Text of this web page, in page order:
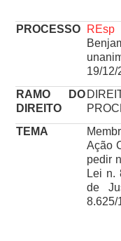
PROCESSO REsp
19/12/
RAMO DO
DIREITO
TEMA
Ação
pedir
Lei n.
de
8.625/